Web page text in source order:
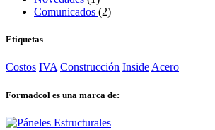
Comunicados (2)
Etiquetas
Costos IVA Construcción InsideAcero
Formadcol es una marca de: